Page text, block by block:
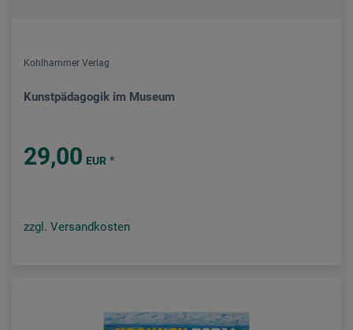
Kohlhammer Verlag
Kunstpädagogik im Museum
29,00 EUR *
zzgl. Versandkosten